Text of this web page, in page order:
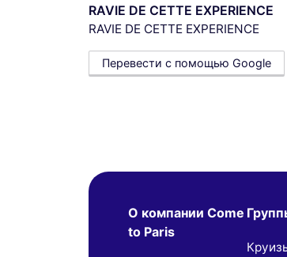
RAVIE DE CETTE EXPERIENCE
RAVIE DE CETTE EXPERIENCE
Перевести с помощью Google
О компании Come
to Paris